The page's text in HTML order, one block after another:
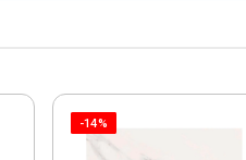
-14%